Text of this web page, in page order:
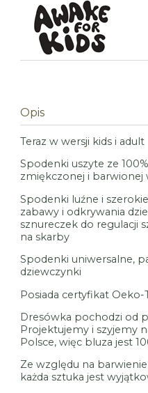
Opis
Teraz w wersji kids i adult
Spodenki uszyte ze
zmiękczonej i barwionej
Spodenki luźne i
zabawy i odkrywania
sznureczek do regulacji
na skarby
Spodenki uniwersalne,
dziewczynki
Posiada certyfikat Oeko-
Dresówka pochodzi od
Projektujemy i szyjemy
Polsce, więc bluza jest
Ze względu na
każda sztuka jest